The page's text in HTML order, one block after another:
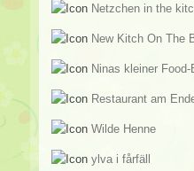
Netzchen in the
New Kitch On The
Ninas kleiner Food-
Restaurant am
Wilde Henne
ylva i fårfäll